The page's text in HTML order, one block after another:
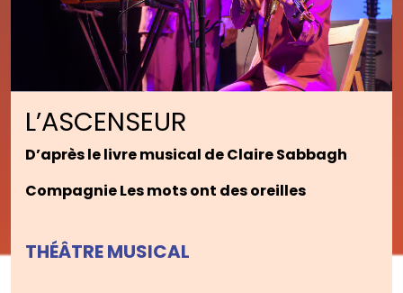
L’ASCENSEUR
D’après le livre musical de Claire Sabbagh
Compagnie Les mots ont des oreilles
THÉÂTRE MUSICAL